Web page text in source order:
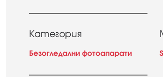
Категория
Безогледални фотоапарати